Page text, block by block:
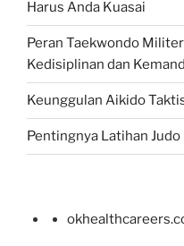
Harus Anda Kuasai
Peran Taekwondo
Kedisiplinan dan
Keunggulan Aikido
Pentingnya Latihan